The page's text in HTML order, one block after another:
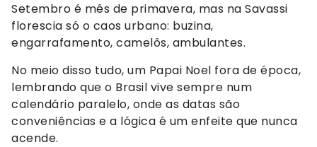
Setembro é mês de primavera, mas na Savassi
florescia só o caos urbano: buzina,
engarrafamento, camelôs, ambulantes.
No meio disso tudo, um Papai Noel fora de época,
lembrando que o Brasil vive sempre num
calendário paralelo, onde as datas são
conveniências e a lógica é um enfeite que nunca
acende.